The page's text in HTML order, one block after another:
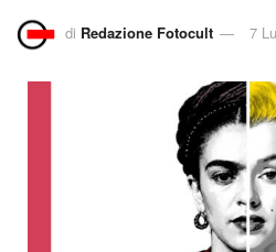
di Redazione Fotocult 7